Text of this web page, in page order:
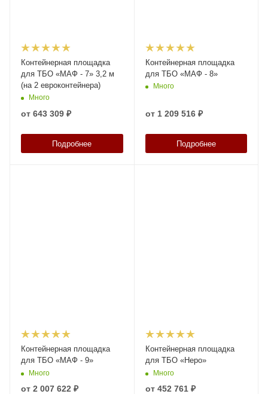
Контейнерная площадка
для ТБО «МАФ - 7» 3,2 м
(на 2 евроконтейнера)
Много
от 643 309 ₽
Подробнее
Контейнерная площадка
для ТБО «МАФ - 8»
Много
от 1 209 516 ₽
Подробнее
Контейнерная площадка
для ТБО «МАФ - 9»
Много
от 2 007 622 ₽
Контейнерная площадка
для ТБО «Неро»
Много
от 452 761 ₽